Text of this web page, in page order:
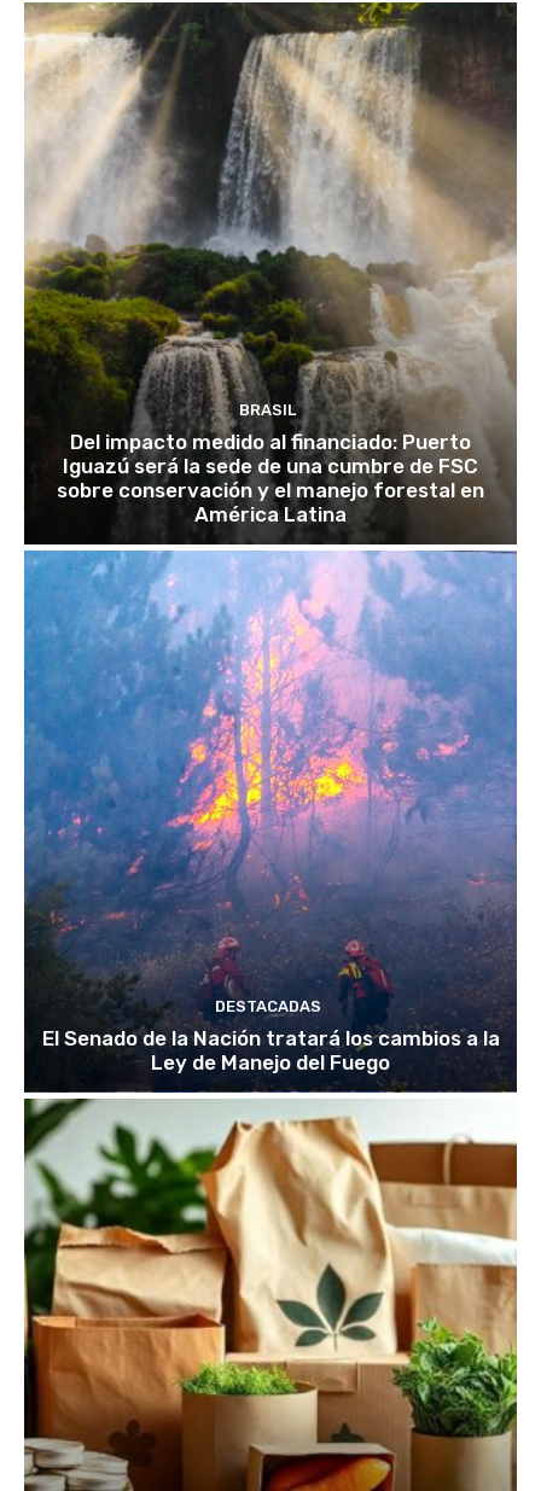
BRASIL
Del impacto medido al financiado: Puerto
Iguazú será la sede de una cumbre de FSC
sobre conservación y el manejo forestal en
América Latina
DESTACADAS
El Senado de la Nación tratará los cambios a la
Ley de Manejo del Fuego